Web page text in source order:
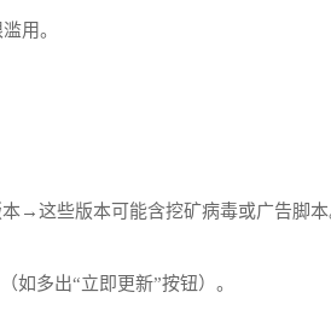
用。
→这些版本可能含挖矿病毒或广告脚本
多出“立即更新”按钮）。